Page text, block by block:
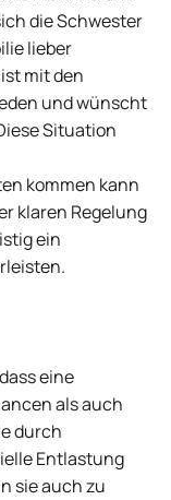
die Schwester
lieber
mit den
und wünscht
Situation
kommen kann
klaren Regelung
ein
eine
als auch
durch
Entlastung
sie auch zu